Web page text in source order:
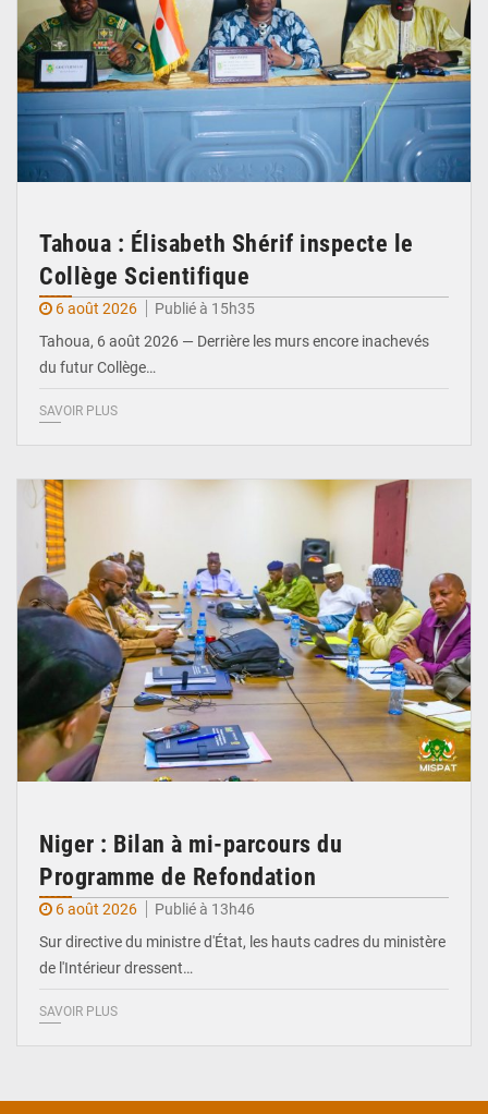
Tahoua : Élisabeth Shérif inspecte le
Collège Scientifique
6 août 2026
Publié à 15h35
Tahoua, 6 août 2026 — Derrière les murs encore inachevés
du futur Collège…
SAVOIR PLUS
Niger : Bilan à mi-parcours du
Programme de Refondation
6 août 2026
Publié à 13h46
Sur directive du ministre d'État, les hauts cadres du ministère
de l'Intérieur dressent…
SAVOIR PLUS